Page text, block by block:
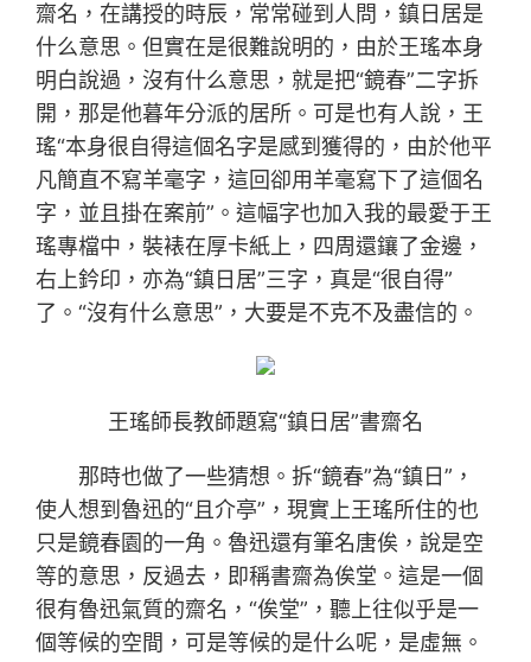
齋名，在講授的時辰，常常碰到人問，鎮日居是
什么意思。但實在是很難說明的，由於王瑤本身
明白說過，沒有什么意思，就是把“鏡春”二字拆
開，那是他暮年分派的居所。可是也有人說，王
瑤“本身很自得這個名字是感到獲得的，由於他平
凡簡直不寫羊毫字，這回卻用羊毫寫下了這個名
字，並且掛在案前”。這幅字也加入我的最愛于王
瑤專檔中，裝裱在厚卡紙上，四周還鑲了金邊，
右上鈐印，亦為“鎮日居”三字，真是“很自得”
了。“沒有什么意思”，大要是不克不及盡信的。
王瑤師長教師題寫“鎮日居”書齋名
那時也做了一些猜想。拆“鏡春”為“鎮日”，
使人想到魯迅的“且介亭”，現實上王瑤所住的也
只是鏡春園的一角。魯迅還有筆名唐俟，說是空
等的意思，反過去，即稱書齋為俟堂。這是一個
很有魯迅氣質的齋名，“俟堂”，聽上往似乎是一
個等候的空間，可是等候的是什么呢，是虛無。